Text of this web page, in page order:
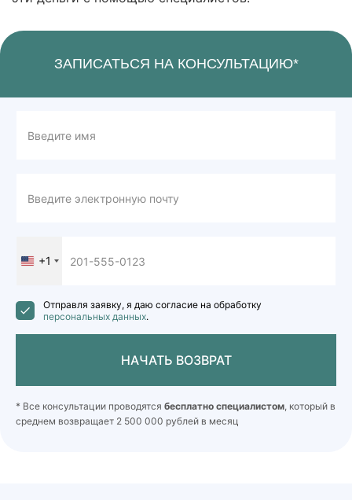
ЗАПИСАТЬСЯ НА КОНСУЛЬТАЦИЮ*
United
+1
+1
Отправля заявку, я даю согласие на обработку
персональных данных.
НАЧАТЬ ВОЗВРАТ
* Все консультации проводятся бесплатно специалистом, который в
среднем возвращает 2 500 000 рублей в месяц